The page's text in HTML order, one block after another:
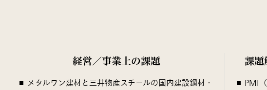
経営／事業上の課題
メタルワン建材と三井物産スチールの国内建設鋼材・
課題
PMI